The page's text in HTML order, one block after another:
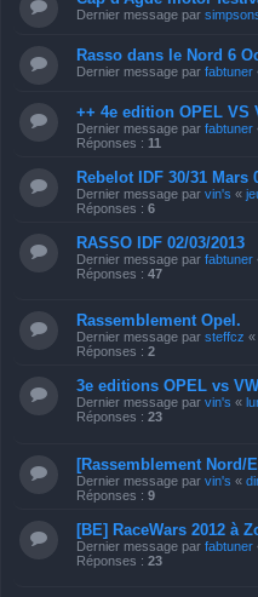
Dernier message par
Rasso dans le Nord 6
Dernier message par fabtuner
++ 4e edition OPEL VS
Dernier message par fabtuner
Réponses : 11
Rebelot IDF 30/31 Mars
Dernier message par vin's «
Réponses : 6
RASSO IDF 02/03/2013
Dernier message par fabtuner
Réponses : 47
Rassemblement Opel.
Dernier message par steffcz «
Réponses : 2
3e editions OPEL vs
Dernier message par vin's «
Réponses : 23
[Rassemblement Nord/
Dernier message par vin's «
Réponses : 9
[BE] RaceWars 2012 à
Dernier message par fabtuner
Réponses : 23